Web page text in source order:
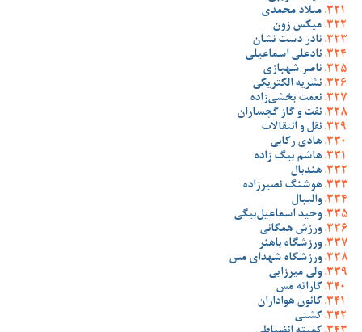
میلاد محمدی
میکس زون
نادر دست نشان
نادعلی اسماعیلی
ناصر شهبازی
نشریه الکتریکی
نعمت بخشی‌زاده
نفت و گاز گچساران
نقل و انتقالات
هادی رکابی
هاشم بیگ زاده
هندبال
هوشنگ نصیرزاده
والیبال
وحید اسماعیل‌بیگی
ورزش همگانی
ورزشگاه باهنر
ورزشگاه شهدای مس
ولی میرزایی
کاراته مس
کانون هواداران
کشتی